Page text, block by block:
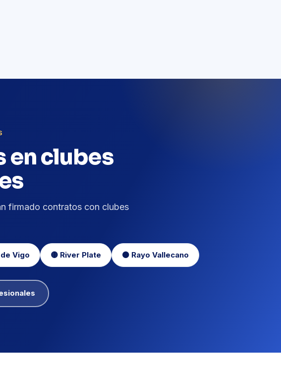
en clubes
firmado contratos con clubes
Vigo 🟡 River Plate ⚫ Rayo Vallecano